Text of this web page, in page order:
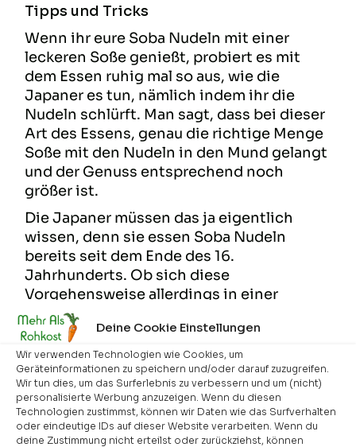
Deine Cookie Einstellungen
Wir verwenden Technologien wie Cookies, um
Geräteinformationen zu speichern und/oder darauf zuzugreifen.
Wir tun dies, um das Surferlebnis zu verbessern und um (nicht)
personalisierte Werbung anzuzeigen. Wenn du diesen
Technologien zustimmst, können wir Daten wie das Surfverhalten
oder eindeutige IDs auf dieser Website verarbeiten. Wenn du
deine Zustimmung nicht erteilst oder zurückziehst, können
Tipps und Tricks
Wenn ihr eure Soba Nudeln mit einer
leckeren Soße genießt, probiert es mit
dem Essen ruhig mal so aus, wie die
Japaner es tun, nämlich indem ihr die
Nudeln schlürft. Man sagt, dass bei dieser
Art des Essens, genau die richtige Menge
Soße mit den Nudeln in den Mund gelangt
und der Genuss entsprechend noch
größer ist.
Die Japaner müssen das ja eigentlich
wissen, denn sie essen Soba Nudeln
bereits seit dem Ende des 16.
Jahrhunderts. Ob sich diese
Vorgehensweise allerdings in einer
größeren Gesellschaft empfiehlt, lasse ich
mal dahin gestellt. Wahlweise könnt ihr es
ja erst einmal probieren, wenn ihr allein
seid.